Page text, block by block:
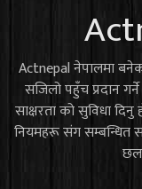
Actnepal नेपालमा
सजिलो पहुँच प्रदान
साक्षरता को सुविधा दिनु
नियमहरू संग सम्बन्धित